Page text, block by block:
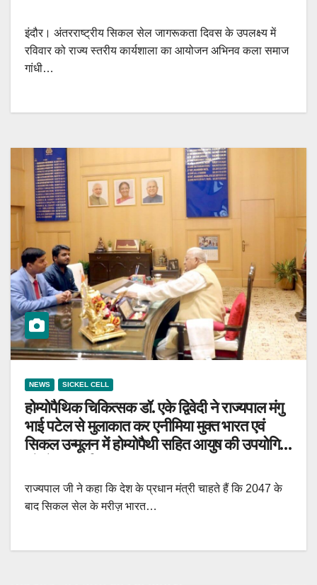
इंदौर। अंतरराष्ट्रीय सिकल सेल जागरूकता दिवस के उपलक्ष्य में
रविवार को राज्य स्तरीय कार्यशाला का आयोजन अभिनव कला समाज
गांधी…
NEWS SICKEL CELL
होम्योपैथिक चिकित्सक डॉ. एके द्विवेदी ने राज्यपाल मंगु
भाई पटेल से मुलाकात कर एनीमिया मुक्त भारत एवं
सिकल उन्मूलन में होम्योपैथी सहित आयुष की उपयोगिता
राज्यपाल जी ने कहा कि देश के प्रधान मंत्री चाहते हैं कि 2047 के
बाद सिकल सेल के मरीज़ भारत…